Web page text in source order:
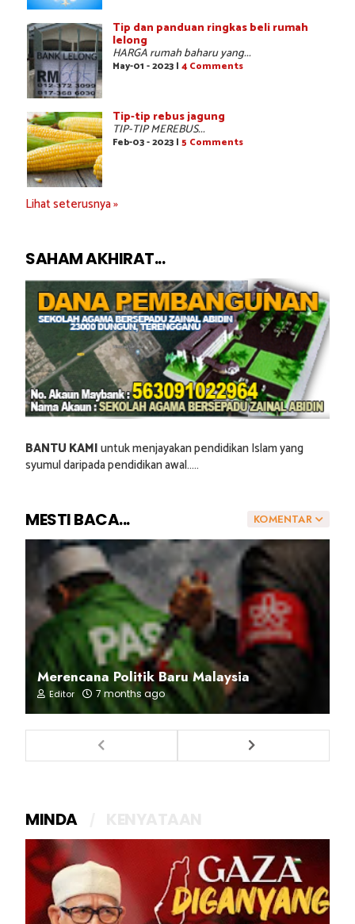
Tip dan panduan ringkas beli rumah
lelong
HARGA rumah baharu yang...
May-01 - 2023 | 4 Comments
Tip-tip rebus jagung
TIP-TIP MEREBUS...
Feb-03 - 2023 | 5 Comments
Lihat seterusnya »
SAHAM AKHIRAT...
BANTU KAMIuntuk menjayakan pendidikan Islam yang
syumul daripada pendidikan awal.....
KOMENTAR
MESTI BACA...
Merencana Politik Baru Malaysia
Editor 7 months ago
MINDA